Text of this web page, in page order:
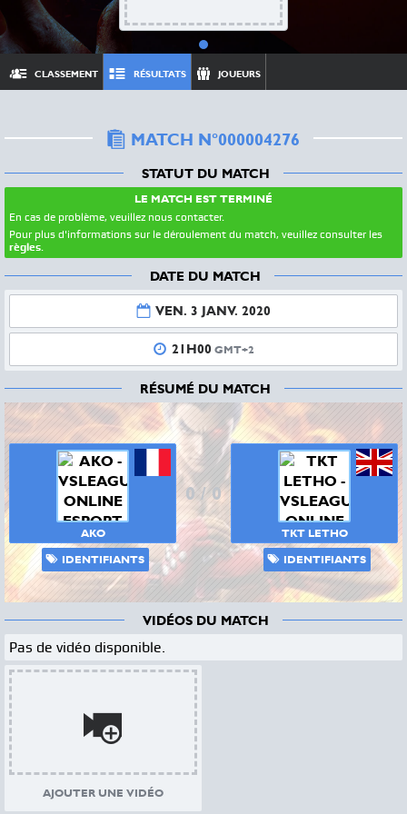
CLASSEMENT RÉSULTATS JOUEURS
MATCH N°000004276
STATUT DU MATCH
LE MATCH EST TERMINÉ
En cas de problème, veuillez nous contacter.
Pour plus d'informations sur le déroulement du match, veuillez consulter les
règles.
DATE DU MATCH
VEN. 3 JANV. 2020
21H00 GMT+2
RÉSUMÉ DU MATCH
AKO
IDENTIFIANTS
0/0
TKT LETHO
IDENTIFIANTS
VIDÉOS DU MATCH
Pas de vidéo disponible.
AJOUTER UNE VIDÉO